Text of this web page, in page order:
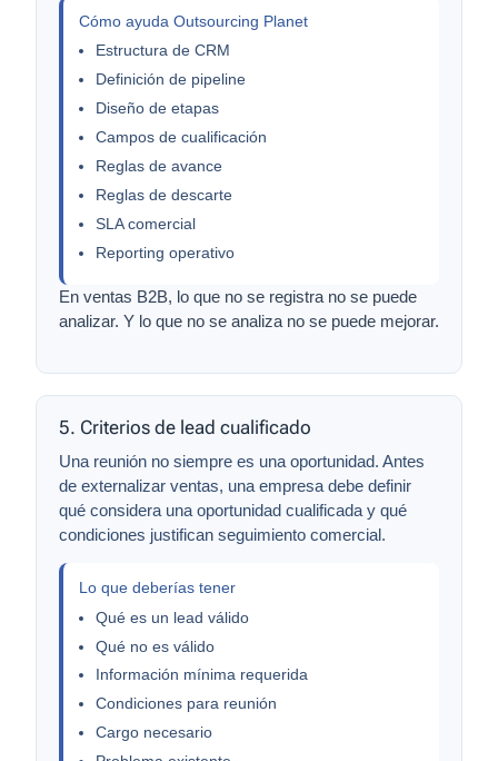
Cómo ayuda Outsourcing Planet
Estructura de CRM
Definición de pipeline
Diseño de etapas
Campos de cualificación
Reglas de avance
Reglas de descarte
SLA comercial
Reporting operativo
En ventas B2B, lo que no se registra no se puede
analizar. Y lo que no se analiza no se puede mejorar.
5. Criterios de lead cualificado
Una reunión no siempre es una oportunidad. Antes
de externalizar ventas, una empresa debe definir
qué considera una oportunidad cualificada y qué
condiciones justifican seguimiento comercial.
Lo que deberías tener
Qué es un lead válido
Qué no es válido
Información mínima requerida
Condiciones para reunión
Cargo necesario